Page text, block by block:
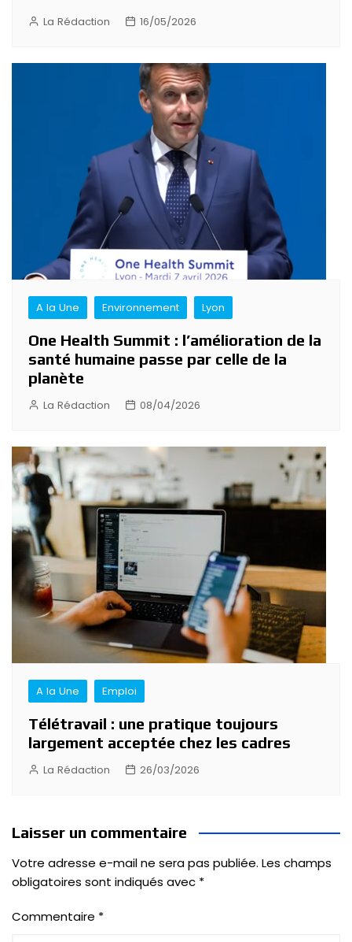
La Rédaction 16/05/2026
A la Une Environnement Lyon
One Health Summit : l’amélioration de la
santé humaine passe par celle de la
planète
La Rédaction 08/04/2026
A la Une Emploi
Télétravail : une pratique toujours
largement acceptée chez les cadres
La Rédaction 26/03/2026
Laisser un commentaire
Votre adresse e-mail ne sera pas publiée. Les champs
obligatoires sont indiqués avec *
Commentaire *